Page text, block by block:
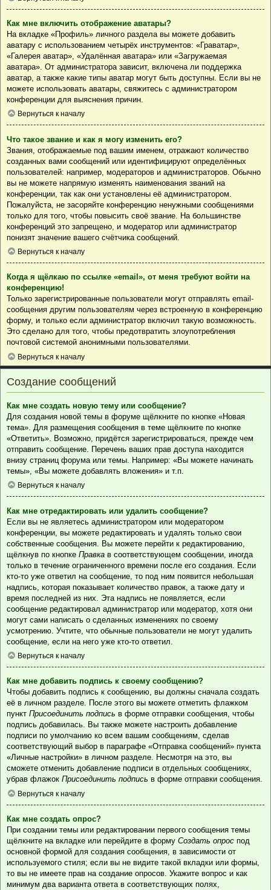
Как мне включить отображение аватары?
На вкладке «Профиль» личного раздела вы можете добавить
аватару с использованием четырёх инструментов: «Граватар»,
«Галерея аватар», «Удалённая аватара» или «Загружаемая
аватара». От администратора зависит, включена ли поддержка
аватар, а также какие типы аватар могут быть доступны. Если вы не
можете использовать аватары, свяжитесь с администратором
конференции для выяснения причин.
Вернуться к началу
Что такое звание и как я могу изменить его?
Звания, отображаемые под вашим именем, отражают количество
созданных вами сообщений или идентифицируют определённых
пользователей: например, модераторов и администраторов. Обычно
вы не можете напрямую изменять наименования званий на
конференции, так как они установлены её администратором.
Пожалуйста, не засоряйте конференцию ненужными сообщениями
только для того, чтобы повысить своё звание. На большинстве
конференций это запрещено, и модератор или администратор
понизят значение вашего счётчика сообщений.
Вернуться к началу
Когда я щёлкаю по ссылке «email», от меня требуют войти на
конференцию!
Только зарегистрированные пользователи могут отправлять email-
сообщения другим пользователям через встроенную в конференцию
форму, и только если администратор включил такую возможность.
Это сделано для того, чтобы предотвратить злоупотребления
почтовой системой анонимными пользователями.
Вернуться к началу
Создание сообщений
Как мне создать новую тему или сообщение?
Для создания новой темы в форуме щёлкните по кнопке «Новая
тема». Для размещения сообщения в теме щёлкните по кнопке
«Ответить». Возможно, придётся зарегистрироваться, прежде чем
отправить сообщение. Перечень ваших прав доступа находится
внизу страниц форума или темы. Например: «Вы можете начинать
темы», «Вы можете добавлять вложения» и т.п.
Вернуться к началу
Как мне отредактировать или удалить сообщение?
Если вы не являетесь администратором или модератором
конференции, вы можете редактировать и удалять только свои
собственные сообщения. Вы можете перейти к редактированию,
щёлкнув по кнопке Правка в соответствующем сообщении, иногда
только в течение ограниченного времени после его создания. Если
кто-то уже ответил на сообщение, то под ним появится небольшая
надпись, которая показывает количество правок, а также дату и
время последней из них. Эта надпись не появляется, если
сообщение редактировал администратор или модератор, хотя они
могут сами написать о сделанных изменениях по своему
усмотрению. Учтите, что обычные пользователи не могут удалить
сообщение, если на него уже кто-то ответил.
Вернуться к началу
Как мне добавить подпись к своему сообщению?
Чтобы добавить подпись к сообщению, вы должны сначала создать
её в личном разделе. После этого вы можете отметить флажком
пункт Присоединить подпись в форме отправки сообщения, чтобы
подпись добавилась. Вы также можете настроить добавление
подписи по умолчанию ко всем вашим сообщениям, сделав
соответствующий выбор в параграфе «Отправка сообщений» пункта
«Личные настройки» в личном разделе. Несмотря на это, вы
сможете отменить добавление подписи в отдельных сообщениях,
убрав флажок Присоединить подпись в форме отправки сообщения.
Вернуться к началу
Как мне создать опрос?
При создании темы или редактировании первого сообщения темы
щёлкните на вкладке или перейдите в форму Создать опрос под
основной формой для создания сообщения, в зависимости от
используемого стиля; если вы не видите такой вкладки или формы,
то вы не имеете прав на создание опросов. Укажите вопрос и как
минимум два варианта ответа в соответствующих полях,